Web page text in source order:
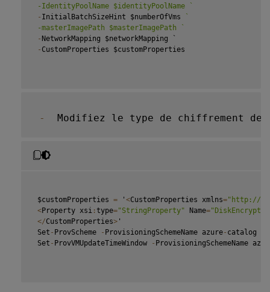
-IdentityPoolName $identityPoolName
`
- InitialBatchSizeHint $numberOfVms
`
-masterImagePath $masterImagePath
`
- NetworkMapping $networkMapping `
- CustomProperties $customProperties
-
Modifiez le type de chiffrement
$customProperties = ' <CustomProperties xmlns="http://
<Property xsi :type="StringProperty" Name=
</CustomProperties> '
Set - ProvScheme - ProvisioningSchemeName azure- catalog
Set - ProvVMUpdateTimeWindow - ProvisioningSchemeName